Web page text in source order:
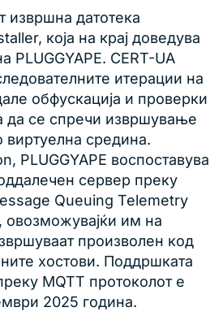
извршна датотека
која на крај доведува
PLUGGYAPE. CERT-UA
итерации на
обфускација и проверки
да се спречи извршување
виртуелна средина.
PLUGGYAPE воспоставува
сервер преку
Queuing Telemetry
им на
произволен код
хостови. Поддршката
MQTT протоколот е
2025 година.